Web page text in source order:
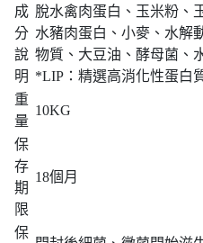
成
分
說
明
脫水禽肉蛋白、玉米粉、
水豬肉蛋白、小麥、水解
物質、大豆油、酵母菌、
*LIP：精選高消化性蛋白
重
量
10KG
保
存
期
限
18個月
保